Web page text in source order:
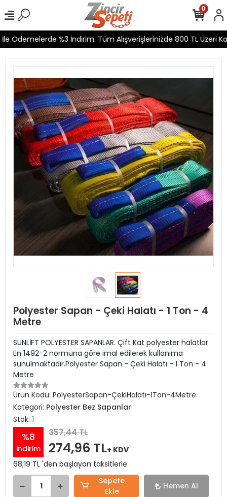
Ödemelerde %3 İndirim. Tüm Alışverişlerinizde 800 TL Üzeri
0
Polyester Sapan - Çeki Halatı - 1 Ton - 4
Metre
SUNLİFT POLYESTER SAPANLAR. Çift Kat polyester halatlar
En 1492-2 normuna göre imal edilerek kullanıma
sunulmaktadır.Polyester Sapan - Çeki Halatı - 1 Ton - 4
Metre
Ürün Kodu: PolyesterSapan-ÇekiHalatı-1Ton-4Metre
Kategori: Polyester Bez Sapanlar
Stok: 1
%8
indirim
357,44 TL
274,96 TL+ KDV
68,19 TL 'den başlayan taksitlerle
Sepete
Ekle
Hemen Al